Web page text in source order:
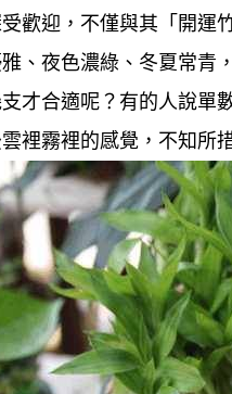
歡迎，不僅與其「開運
、夜色濃綠、冬夏常青
才合適呢？有的人說單
裡霧裡的感覺，不知所